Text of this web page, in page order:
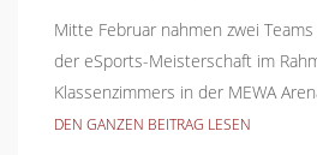
Mitte Februar nahmen zwei
der eSports-Meisterschaft im
Klassenzimmers in der MEWA
DEN GANZEN BEITRAG LESEN